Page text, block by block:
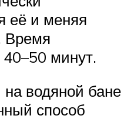
её и меняя
Время
минут.
водяной бане
способ